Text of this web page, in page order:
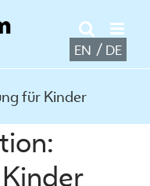
EN DE
für Kinder